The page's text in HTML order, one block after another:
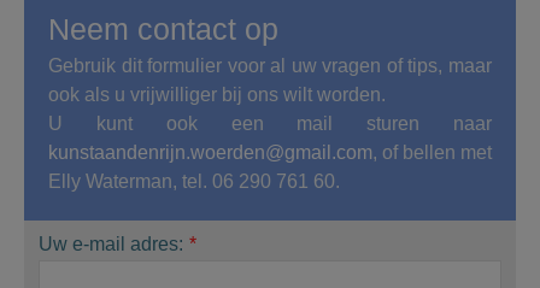
Neem contact op
Gebruik dit formulier voor al uw vragen of tips, maar
ook als u vrijwilliger bij ons wilt worden.
U kunt ook een mail sturen naar
kunstaandenrijn.woerden@gmail.com, of bellen met
Elly Waterman, tel. 06 290 761 60.
Uw e-mail adres: *